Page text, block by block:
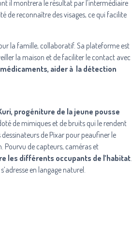
il montrera le résultat par l’intermédiaire
de reconnaître des visages, ce qui facilite
la famille, collaboratif. Sa plateforme est
la maison et de faciliter le contact avec
aider à la détection
progéniture de la jeune pousse
de mimiques et de bruits qui le rendent
de Pixar pour peaufiner le
Pourvu de capteurs, caméras et
les différents occupants de l’habitat.
en langage naturel.